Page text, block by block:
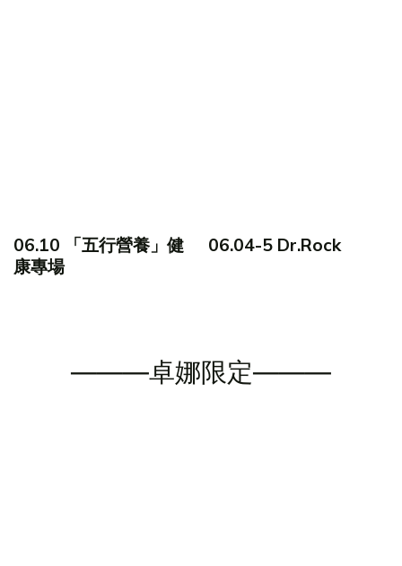
06.10 「五行營養」健
康專場
06.04-5 Dr.Rock
———卓娜限定———